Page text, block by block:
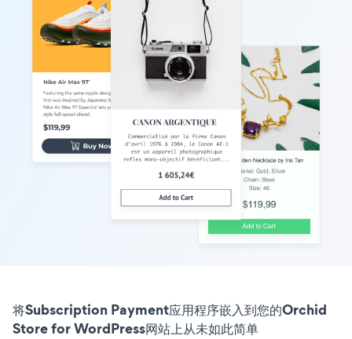
将Subscription Payment应用程序嵌入到您的Orchid
Store for WordPress网站上从未如此简单